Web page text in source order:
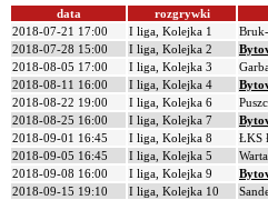
data rozgrywki
2018-07-21 17:00
I liga, Kolejka 1
2018-07-28 15:00
I liga, Kolejka 2
2018-08-05 17:00
I liga, Kolejka 3
2018-08-11 16:00
I liga, Kolejka 4
2018-08-22 19:00
I liga, Kolejka 6
2018-08-25 16:00
I liga, Kolejka 7
2018-09-01 16:45
I liga, Kolejka 8 ŁKS
2018-09-05 16:45
I liga, Kolejka 5
2018-09-08 16:00
I liga, Kolejka 9
2018-09-15 19:10
I liga, Kolejka 10